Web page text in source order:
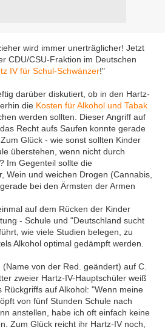
wird immer unerträglicher! Jetzt
CDU/CSU-Fraktion im Deutschen
IV für Schul-Schwänzer!"
darüber diskutiert, ob in den Hartz-
die Kosten für Alkohol und Tabak
werden sollten. Dieser Angriff auf
Recht aufs Saufen konnte gerade
Glück - wie sonst sollten Kinder
überstehen, wenn nicht durch
Im Gegenteil sollte die
Wein und weichen Drogen (Cannabis,
bei den Ärmsten der Armen
auf dem Rücken der Kinder
- Schule und "Deutschland sucht
wie viele Studien belegen, zu
Alkohol optimal gedämpft werden.
von der Red. geändert) auf C.
zweier Hartz-IV-Hauptschüler weiß
Rückgriffs auf Alkohol: "Wenn meine
von fünf Stunden Schule nach
anstellen, habe ich oft einfach keine
Zum Glück reicht ihr Hartz-IV noch,